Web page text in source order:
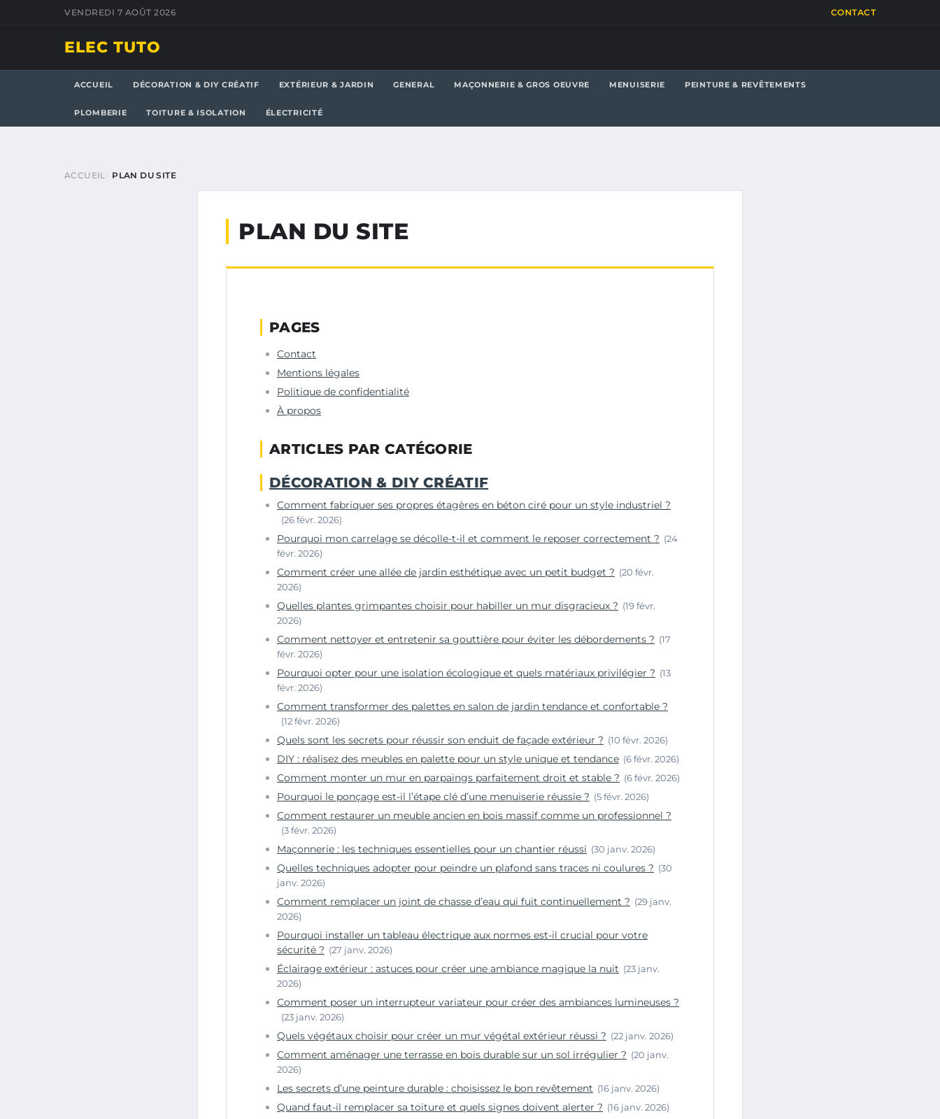
VENDREDI 7 AOÛT 2026 CONTACT
ELEC TUTO
ACCUEIL DÉCORATION & DIY CRÉATIF EXTÉRIEUR & JARDIN GENERAL MAÇONNERIE & GROS OEUVRE MENUISERIE PEINTURE & REVÊTEMENTS
PLOMBERIE TOITURE & ISOLATION ÉLECTRICITÉ
ACCUEIL PLAN DU SITE
PLAN DU SITE
PAGES
Contact
Mentions légales
Politique de confidentialité
À propos
ARTICLES PAR CATÉGORIE
DÉCORATION & DIY CRÉATIF
Comment fabriquer ses propres étagères en béton ciré pour un style industriel ?
(26 févr. 2026)
Pourquoi mon carrelage se décolle-t-il et comment le reposer correctement ? (24
févr. 2026)
Comment créer une allée de jardin esthétique avec un petit budget ? (20 févr.
2026)
Quelles plantes grimpantes choisir pour habiller un mur disgracieux ? (19 févr.
2026)
Comment nettoyer et entretenir sa gouttière pour éviter les débordements ? (17
févr. 2026)
Pourquoi opter pour une isolation écologique et quels matériaux privilégier ? (13
févr. 2026)
Comment transformer des palettes en salon de jardin tendance et confortable ?
(12 févr. 2026)
Quels sont les secrets pour réussir son enduit de façade extérieur ? (10 févr. 2026)
DIY : réalisez des meubles en palette pour un style unique et tendance (6 févr. 2026)
Comment monter un mur en parpaings parfaitement droit et stable ? (6 févr. 2026)
Pourquoi le ponçage est-il l’étape clé d’une menuiserie réussie ? (5 févr. 2026)
Comment restaurer un meuble ancien en bois massif comme un professionnel ?
(3 févr. 2026)
Maçonnerie : les techniques essentielles pour un chantier réussi (30 janv. 2026)
Quelles techniques adopter pour peindre un plafond sans traces ni coulures ? (30
janv. 2026)
Comment remplacer un joint de chasse d’eau qui fuit continuellement ? (29 janv.
2026)
Pourquoi installer un tableau électrique aux normes est-il crucial pour votre
sécurité ? (27 janv. 2026)
Éclairage extérieur : astuces pour créer une ambiance magique la nuit (23 janv.
2026)
Comment poser un interrupteur variateur pour créer des ambiances lumineuses ?
(23 janv. 2026)
Quels végétaux choisir pour créer un mur végétal extérieur réussi ? (22 janv. 2026)
Comment aménager une terrasse en bois durable sur un sol irrégulier ? (20 janv.
2026)
Les secrets d’une peinture durable : choisissez le bon revêtement (16 janv. 2026)
Quand faut-il remplacer sa toiture et quels signes doivent alerter ? (16 janv. 2026)